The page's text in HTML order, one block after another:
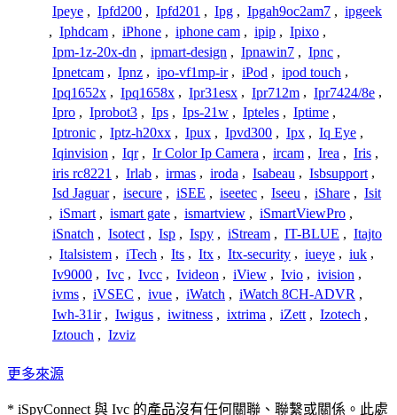
Ipeye , Ipfd200 , Ipfd201 , Ipg , Ipgah9oc2am7 , ipgeek
, Iphdcam , iPhone , iphone cam , ipip , Ipixo ,
Ipm-1z-20x-dn , ipmart-design , Ipnawin7 , Ipnc ,
Ipnetcam , Ipnz , ipo-vf1mp-ir , iPod , ipod touch ,
Ipq1652x , Ipq1658x , Ipr31esx , Ipr712m , Ipr7424/8e ,
Ipro , Iprobot3 , Ips , Ips-21w , Ipteles , Iptime ,
Iptronic , Iptz-h20xx , Ipux , Ipvd300 , Ipx , Iq Eye ,
Iqinvision , Iqr , Ir Color Ip Camera , ircam , Irea , Iris ,
iris rc8221 , Irlab , irmas , iroda , Isabeau , Isbsupport ,
Isd Jaguar , isecure , iSEE , iseetec , Iseeu , iShare , Isit
, iSmart , ismart gate , ismartview , iSmartViewPro ,
iSnatch , Isotect , Isp , Ispy , iStream , IT-BLUE , Itajto
, Italsistem , iTech , Its , Itx , Itx-security , iueye , iuk ,
Iv9000 , Ivc , Ivcc , Ivideon , iView , Ivio , ivision ,
ivms , iVSEC , ivue , iWatch , iWatch 8CH-ADVR ,
Iwh-31ir , Iwigus , iwitness , ixtrima , iZett , Izotech ,
Iztouch , Izviz
更多來源
* iSpyConnect 與 Ivc 的產品沒有任何關聯、聯繫或關係。此處